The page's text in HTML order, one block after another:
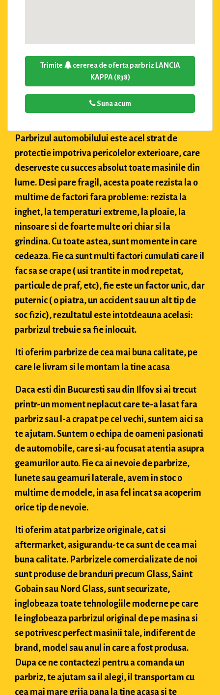
Trimite
cererea de oferta parbriz LANCIA
KAPPA (838)
Suna acum
Parbrizul automobilului este acel strat de
protectie impotriva pericolelor exterioare, care
deserveste cu succes absolut toate masinile din
lume. Desi pare fragil, acesta poate rezista la o
multime de factori fara probleme: rezista la
inghet, la temperaturi extreme, la ploaie, la
ninsoare si de foarte multe ori chiar si la
grindina. Cu toate astea, sunt momente in care
cedeaza. Fie ca sunt multi factori cumulati care il
fac sa se crape ( usi trantite in mod repetat,
particule de praf, etc), fie este un factor unic, dar
puternic ( o piatra, un accident sau un alt tip de
soc fizic), rezultatul este intotdeauna acelasi:
parbrizul trebuie sa fie inlocuit.
Iti oferim parbrize de cea mai buna calitate, pe
care le livram si le montam la tine acasa
Daca esti din Bucuresti sau din Ilfov si ai trecut
printr-un moment neplacut care te-a lasat fara
parbriz sau l-a crapat pe cel vechi, suntem aici sa
te ajutam. Suntem o echipa de oameni pasionati
de automobile, care si-au focusat atentia asupra
geamurilor auto. Fie ca ai nevoie de parbrize,
lunete sau geamuri laterale, avem in stoc o
multime de modele, in asa fel incat sa acoperim
orice tip de nevoie.
Iti oferim atat parbrize originale, cat si
aftermarket, asigurandu-te ca sunt de cea mai
buna calitate. Parbrizele comercializate de noi
sunt produse de branduri precum Glass, Saint
Gobain sau Nord Glass, sunt securizate,
inglobeaza toate tehnologiile moderne pe care
le inglobeaza parbrizul original de pe masina si
se potrivesc perfect masinii tale, indiferent de
brand, model sau anul in care a fost produsa.
Dupa ce ne contactezi pentru a comanda un
parbriz, te ajutam sa il alegi, il transportam cu
cea mai mare grija pana la tine acasa si te